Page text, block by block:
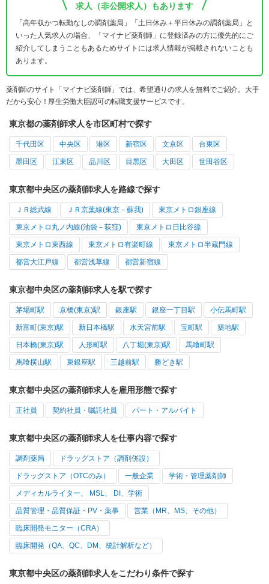
求人（非公開求人）もあります
「高年収かつ転勤なしの調剤薬局」「土日休み＋平日休みの調剤薬局」と
いった人気求人の場合、「マイナビ薬剤師」に登録済みの方に優先的にご
紹介してしまうこともあるためサイトには求人情報が掲載されないことも
あります。
薬剤師のサイト「マイナビ薬剤師」では、希望通りの求人を無料でご紹介。大手
だから安心！厚生労働大臣認可の転職支援サービスです。
東京都の薬剤師求人を市区町村で探す
千代田区 中央区 港区 新宿区 文京区 台東区
墨田区 江東区 品川区 目黒区 大田区 世田谷区
東京都中央区の薬剤師求人を路線で探す
ＪＲ総武線 ＪＲ京葉線(東京－蘇我) 東京メトロ銀座線
東京メトロ丸ノ内線(池袋－荻窪) 東京メトロ日比谷線
東京メトロ東西線 東京メトロ有楽町線 東京メトロ半蔵門線
都営大江戸線 都営浅草線 都営新宿線
東京都中央区の薬剤師求人を駅で探す
茅場町駅 京橋(東京)駅 銀座駅 銀座一丁目駅 小伝馬町駅
新富町(東京)駅 新日本橋駅 水天宮前駅 宝町駅 築地駅
日本橋(東京)駅 人形町駅 八丁堀(東京)駅 馬喰町駅
馬喰横山駅 東銀座駅 三越前駅 勝どき駅
東京都中央区の薬剤師求人を雇用形態で探す
正社員 契約社員・嘱託社員 パート・アルバイト
東京都中央区の薬剤師求人を仕事内容で探す
調剤薬局 ドラッグストア（調剤併設）
ドラッグストア（OTCのみ） 一般企業 学術・管理薬剤師
メディカルライター、 MSL、 DI、学術
品質管理・品質保証・PV・薬事 営業（MR、MS、その他）
臨床開発モニター（CRA）
臨床開発（QA、QC、DM、統計解析など）
東京都中央区の薬剤師求人をこだわり条件で探す